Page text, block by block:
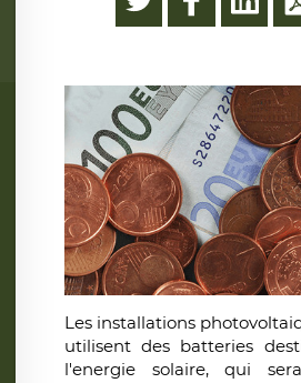
Les installations
utilisent des batteries
l'energie solaire, qui